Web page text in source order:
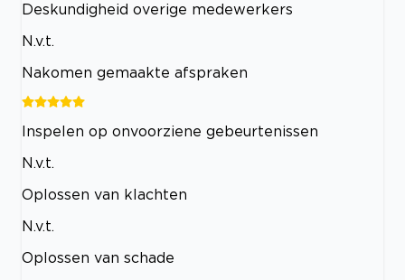
Deskundigheid overige medewerkers
N.v.t.
Nakomen gemaakte afspraken
Inspelen op onvoorziene gebeurtenissen
N.v.t.
Oplossen van klachten
N.v.t.
Oplossen van schade